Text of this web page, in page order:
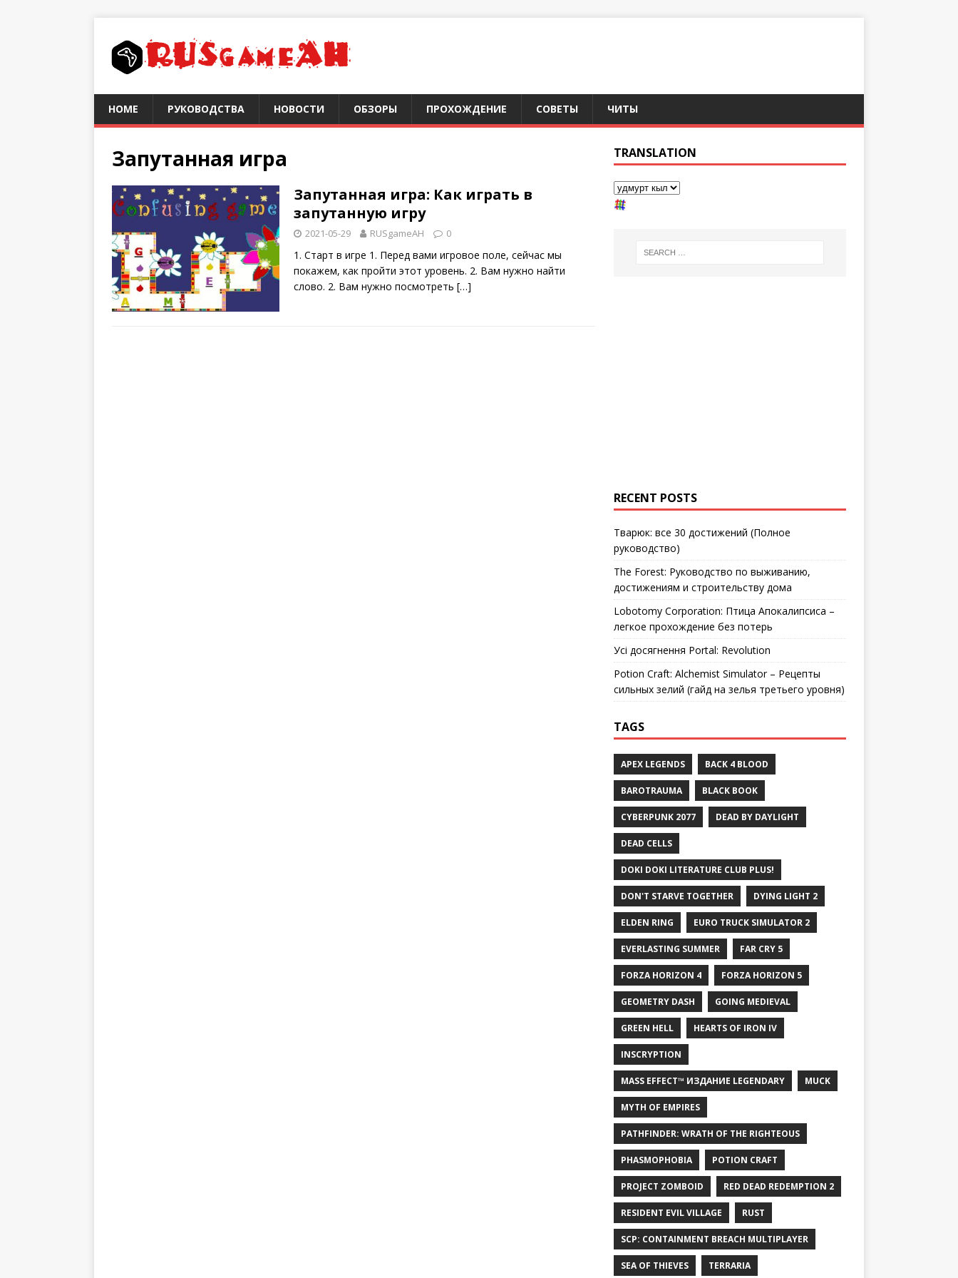
HOME РУКОВОДСТВА НОВОСТИ ОБЗОРЫ ПРОХОЖДЕНИЕ СОВЕТЫ ЧИТЫ
Запутанная игра
Запутанная игра: Как играть в
запутанную игру
2021-05-29 RUSgameAH 0
1. Старт в игре 1. Перед вами игровое поле, сейчас мы
покажем, как пройти этот уровень. 2. Вам нужно найти
слово. 2. Вам нужно посмотреть […]
TRANSLATION
RECENT POSTS
Тварюк: все 30 достижений (Полное
руководство)
The Forest: Руководство по выживанию,
достижениям и строительству дома
Lobotomy Corporation: Птица Апокалипсиса –
легкое прохождение без потерь
Усі досягнення Portal: Revolution
Potion Craft: Alchemist Simulator – Рецепты
сильных зелий (гайд на зелья третьего уровня)
TAGS
APEX LEGENDS BACK 4 BLOOD
BAROTRAUMA BLACK BOOK
CYBERPUNK 2077 DEAD BY DAYLIGHT
DEAD CELLS
DOKI DOKI LITERATURE CLUB PLUS!
DON'T STARVE TOGETHER DYING LIGHT 2
ELDEN RING EURO TRUCK SIMULATOR 2
EVERLASTING SUMMER FAR CRY 5
FORZA HORIZON 4 FORZA HORIZON 5
GEOMETRY DASH GOING MEDIEVAL
GREEN HELL HEARTS OF IRON IV
INSCRYPTION
MASS EFFECT™ ИЗДАНИЕ LEGENDARY MUCK
MYTH OF EMPIRES
PATHFINDER: WRATH OF THE RIGHTEOUS
PHASMOPHOBIA POTION CRAFT
PROJECT ZOMBOID RED DEAD REDEMPTION 2
RESIDENT EVIL VILLAGE RUST
SCP: CONTAINMENT BREACH MULTIPLAYER
SEA OF THIEVES TERRARIA